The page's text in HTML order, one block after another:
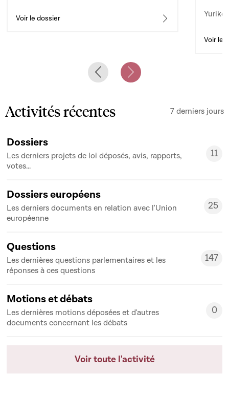
Voir le dossier Yuriko
Voir le
Previous slideNext slide
Activités récentes 7 derniers jours
Dossiers
Les derniers projets de loi déposés, avis, rapports,
votes...
11
11
Dossiers européens
Les derniers documents en relation avec l'Union
européenne
25
25
Questions
Les dernières questions parlementaires et les
réponses à ces questions
147
147
Motions et débats
Les dernières motions déposées et d'autres
documents concernant les débats
0
0
Voir toute l'activité